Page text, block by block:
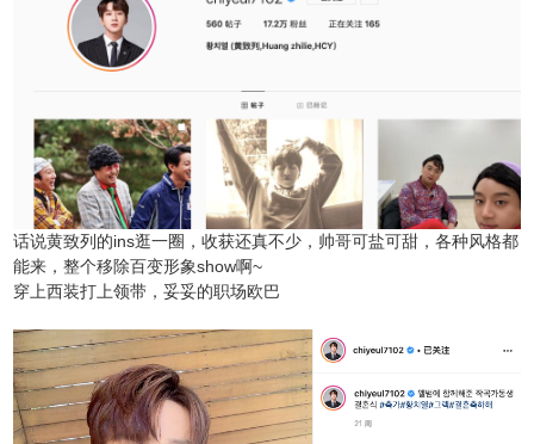
话说黄致列的ins逛一圈，收获还真不少，帅哥可盐可甜，各种风格都
能来，整个移除百变形象show啊~
穿上西装打上领带，妥妥的职场欧巴